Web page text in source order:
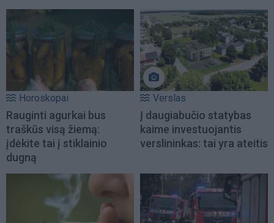
Horoskopai
Rauginti agurkai bus
traškūs visą žiemą:
įdėkite tai į stiklainio
dugną
Verslas
Į daugiabučio statybas
kaime investuojantis
verslininkas: tai yra ateitis